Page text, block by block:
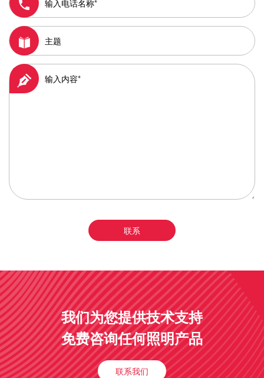
我们为您提供技术支持
免费咨询任何照明产品
联系我们